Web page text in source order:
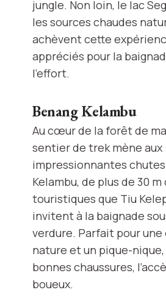
jungle. Non loin, le lac
les sources chaudes
achèvent cette
appréciés pour la
l’effort.
Benang Kelambu
Au cœur de la forêt de
sentier de trek mène aux
impressionnantes
Kelambu, de plus de 30
touristiques que Tiu
invitent à la baignade
verdure. Parfait pour une
nature et un pique-
bonnes chaussures,
boueux.